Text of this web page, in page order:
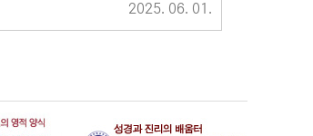
2025. 06. 01.